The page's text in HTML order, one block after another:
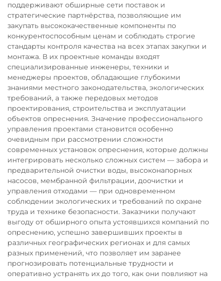
поддерживают обширные сети поставок и
стратегические партнёрства, позволяющие им
закупать высококачественные компоненты по
конкурентоспособным ценам и соблюдать строгие
стандарты контроля качества на всех этапах закупки и
монтажа. В их проектные команды входят
специализированные инженеры, техники и
менеджеры проектов, обладающие глубокими
знаниями местного законодательства, экологических
требований, а также передовых методов
проектирования, строительства и эксплуатации
объектов опреснения. Значение профессионального
управления проектами становится особенно
очевидным при рассмотрении сложности
современных установок опреснения, которые должны
интегрировать несколько сложных систем — забора и
предварительной очистки воды, высоконапорных
насосов, мембранной фильтрации, доочистки и
управления отходами — при одновременном
соблюдении экологических и требований по охране
труда и технике безопасности. Заказчики получают
выгоду от обширного опыта устоявшихся компаний по
опреснению, успешно завершивших проекты в
различных географических регионах и для самых
разных применений, что позволяет им заранее
прогнозировать потенциальные трудности и
оперативно устранять их до того, как они повлияют на